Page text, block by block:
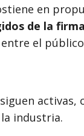
en
de la firma
el
activas,
industria.